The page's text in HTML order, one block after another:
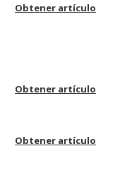
Obtener artículo
Obtener artículo
Obtener artículo